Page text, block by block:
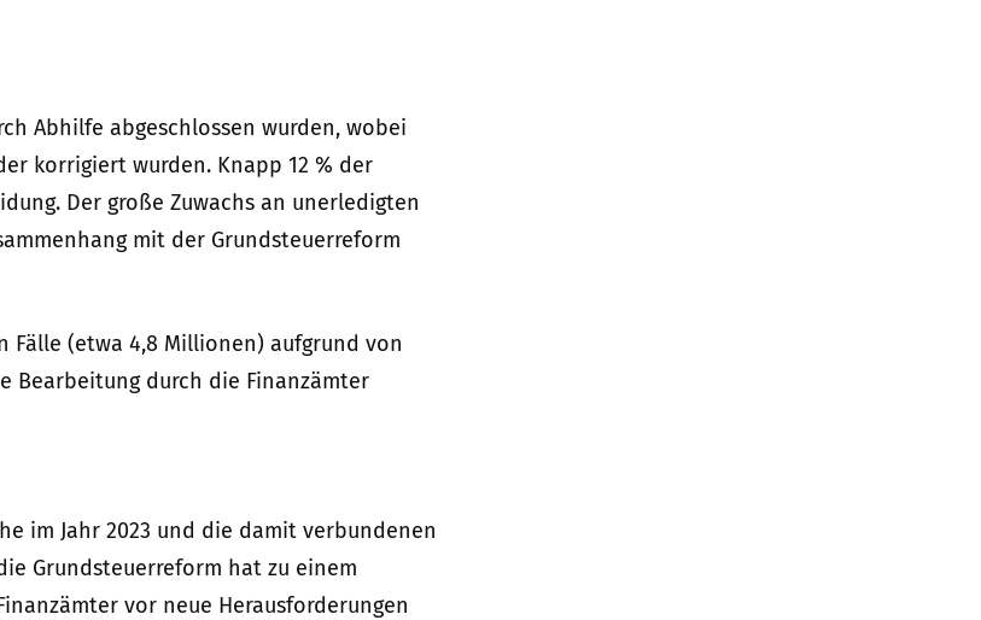
Abhilfe abgeschlossen wurden, wobei
korrigiert wurden. Knapp 12 % der
Der große Zuwachs an unerledigten
mit der Grundsteuerreform
(etwa 4,8 Millionen) aufgrund von
Bearbeitung durch die Finanzämter
im Jahr 2023 und die damit verbundenen
Grundsteuerreform hat zu einem
vor neue Herausforderungen